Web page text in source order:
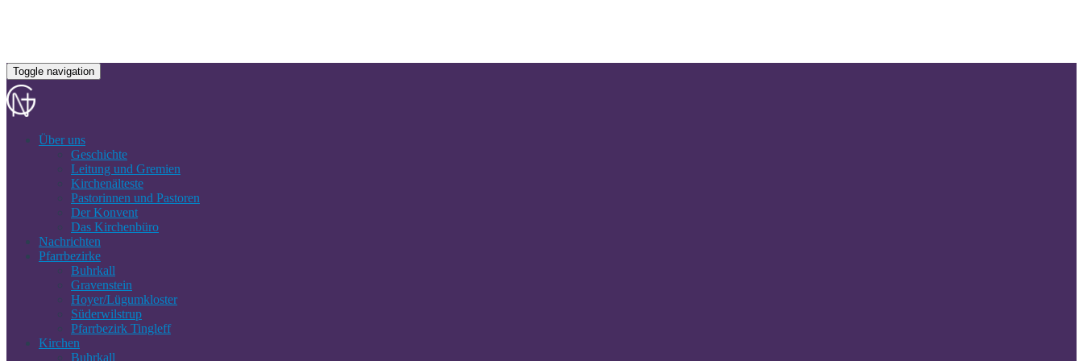
Toggle navigation
Über uns
Geschichte
Leitung und Gremien
Kirchenälteste
Pastorinnen und Pastoren
Der Konvent
Das Kirchenbüro
Nachrichten
Pfarrbezirke
Buhrkall
Gravenstein
Hoyer/Lügumkloster
Süderwilstrup
Pfarrbezirk Tingleff
Kirchen
Buhrkall